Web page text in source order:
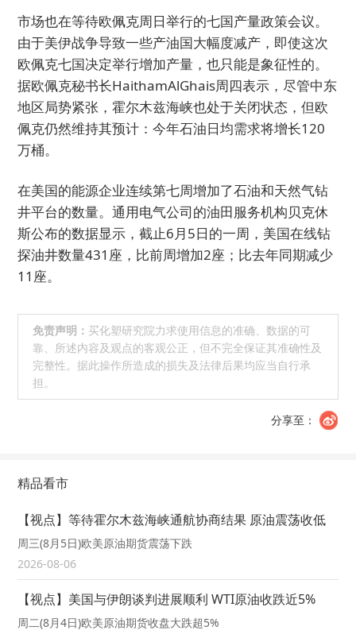
市场也在等待欧佩克周日举行的七国产量政策会议。
由于美伊战争导致一些产油国大幅度减产，即使这次
欧佩克七国决定举行增加产量，也只能是象征性的。
据欧佩克秘书长HaithamAlGhais周四表示，尽管中东
地区局势紧张，霍尔木兹海峡也处于关闭状态，但欧
佩克仍然维持其预计：今年石油日均需求将增长120
万桶。
在美国的能源企业连续第七周增加了石油和天然气钻
井平台的数量。通用电气公司的油田服务机构贝克休
斯公布的数据显示，截止6月5日的一周，美国在线钻
探油井数量431座，比前周增加2座；比去年同期减少
11座。
免责声明： 买化塑研究院力求使用信息的准确、数据的可
靠、所述内容及观点的客观公正，但不完全保证其准确性及
完整性。据此操作所造成的损失及法律后果均应当自行承
担。
分享至：
精品看市
【视点】等待霍尔木兹海峡通航协商结果 原油震荡收低
周三(8月5日)欧美原油期货震荡下跌
2026-08-06
【视点】美国与伊朗谈判进展顺利 WTI原油收跌近5%
周二(8月4日)欧美原油期货收盘大跌超5%